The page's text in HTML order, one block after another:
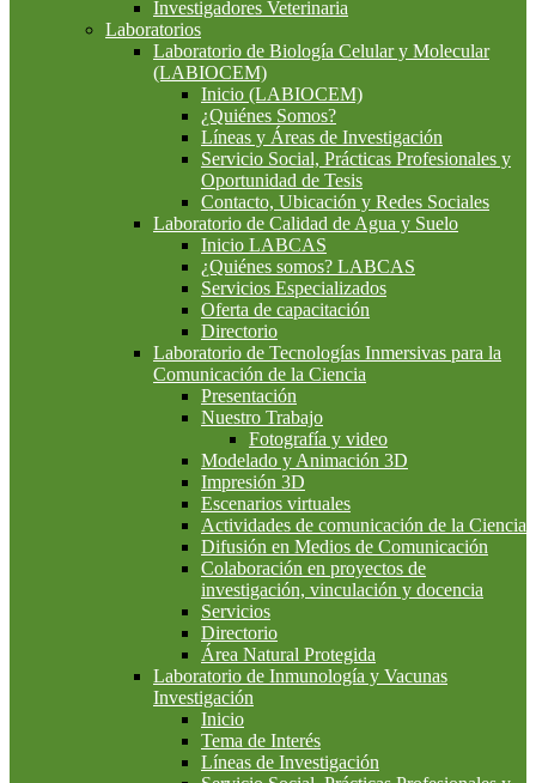
Investigadores Veterinaria
Laboratorios
Laboratorio de Biología Celular y Molecular
(LABIOCEM)
Inicio (LABIOCEM)
¿Quiénes Somos?
Líneas y Áreas de Investigación
Servicio Social, Prácticas Profesionales y
Oportunidad de Tesis
Contacto, Ubicación y Redes Sociales
Laboratorio de Calidad de Agua y Suelo
Inicio LABCAS
¿Quiénes somos? LABCAS
Servicios Especializados
Oferta de capacitación
Directorio
Laboratorio de Tecnologías Inmersivas para la
Comunicación de la Ciencia
Presentación
Nuestro Trabajo
Fotografía y video
Modelado y Animación 3D
Impresión 3D
Escenarios virtuales
Actividades de comunicación de la Ciencia
Difusión en Medios de Comunicación
Colaboración en proyectos de
investigación, vinculación y docencia
Servicios
Directorio
Área Natural Protegida
Laboratorio de Inmunología y Vacunas
Investigación
Inicio
Tema de Interés
Líneas de Investigación